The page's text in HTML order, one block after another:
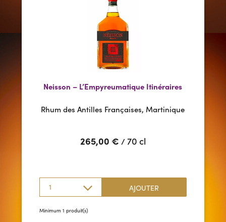
Neisson – L’Empyreumatique Itinéraires
Rhum des Antilles Françaises, Martinique
265,00 € /70 cl
1 AJOUTER
Minimum 1 produit(s)